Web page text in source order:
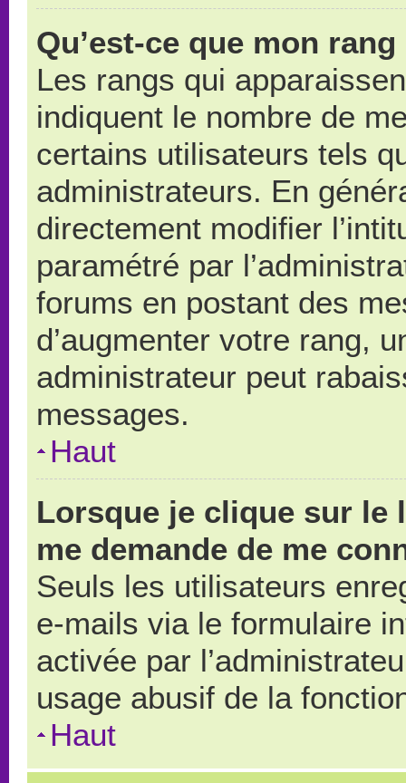
Qu’est-ce que mon
Les rangs qui
indiquent le nombre de
certains utilisateurs tels
administrateurs. En
directement modifier
paramétré par
forums en postant des
d’augmenter votre rang,
administrateur peut
messages.
Haut
Lorsque je clique sur le
me demande de me
Seuls les utilisateurs
e-mails via le formulaire
activée par
usage abusif de la
Haut